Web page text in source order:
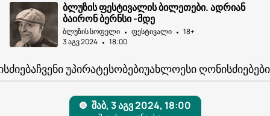
ბლუზის ფესტივალის ბილეთები. ადრიან
ბაირონ ბერნსი -მდე
ბლუზის სოფელი ფესტივალი
18+
3 აგვ 2024
18:00
ᲩᲕᲔᲜᲘ ᲣᲞᲘᲠᲐᲢᲔᲡᲝᲑᲔᲑᲘᲣᲐᲮᲚᲝᲔᲡᲘ ᲦᲝᲜᲘᲡᲫᲘᲔᲑᲔᲑᲘ